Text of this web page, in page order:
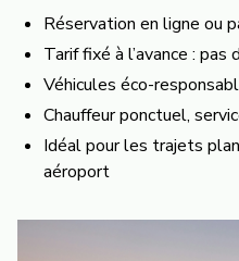
Réservation en ligne ou
Tarif fixé à l’avance : pas
Véhicules éco-
Chauffeur ponctuel,
Idéal pour les trajets
aéroport